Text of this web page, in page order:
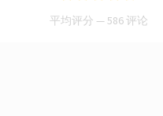
平均评分 —586 评论